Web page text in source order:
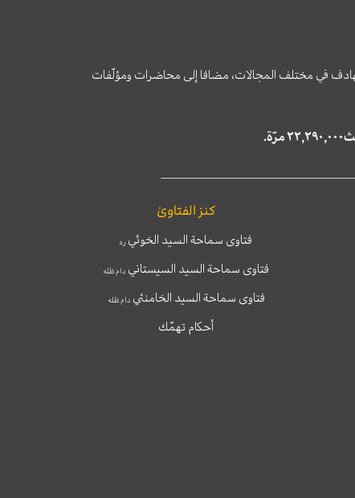
في مختلف المجالات، مضافا إلى محاضرات ومؤلّفات
كنز الفتاوىٰ
فتاوى سماحة السيد الخوئي ره
فتاوى سماحة السيد السيستاني دام ظله
فتاوى سماحة السيد الخامنئيدام ظله
أحكام تهمّك